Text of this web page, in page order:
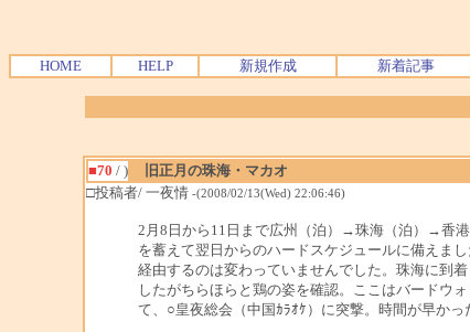
HOME HELP 新規作成 新着記事
■70 / )
旧正月の珠海・マカオ
□投稿者/ 一夜情 -(2008/02/13(Wed) 22:06:46)
2月8日から11日まで広州（泊）→珠海（泊）→香
を蓄えて翌日からのハードスケジュールに備えま
経由するのは変わっていませんでした。珠海に到
したがちらほらと鶏の姿を確認。ここはバードウ
て、○皇夜総会（中国ｶﾗｵｹ）に突撃。時間が早か